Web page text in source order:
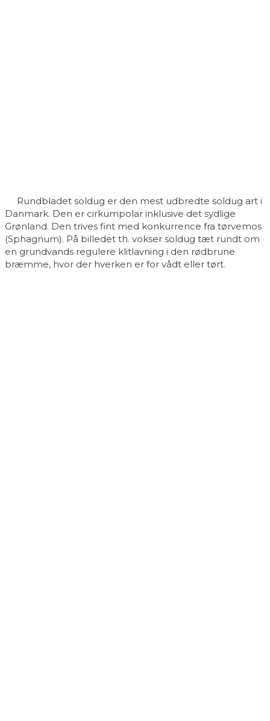
Rundbladet soldug er den mest udbredte soldug art i
Danmark. Den er cirkumpolar inklusive det sydlige
Grønland. Den trives fint med konkurrence fra tørvemos
(Sphagnum). På billedet th. vokser soldug tæt rundt om
en grundvands regulere klitlavning i den rødbrune
bræmme, hvor der hverken er for vådt eller tørt.